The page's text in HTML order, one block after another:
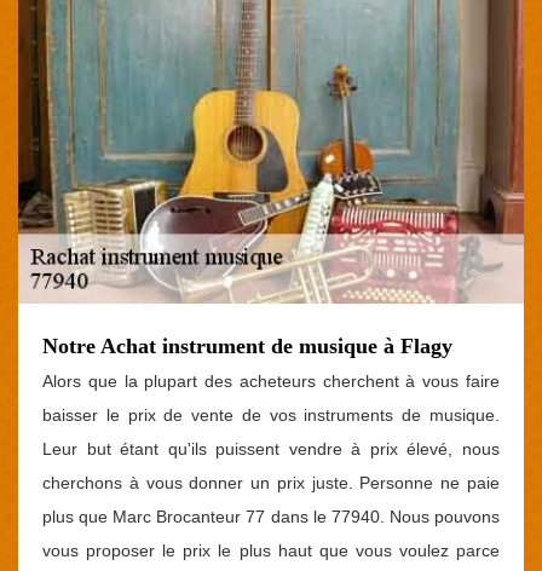
Notre Achat instrument de musique à Flagy
Alors que la plupart des acheteurs cherchent à vous faire
baisser le prix de vente de vos instruments de musique.
Leur but étant qu'ils puissent vendre à prix élevé, nous
cherchons à vous donner un prix juste. Personne ne paie
plus que Marc Brocanteur 77 dans le 77940. Nous pouvons
vous proposer le prix le plus haut que vous voulez parce